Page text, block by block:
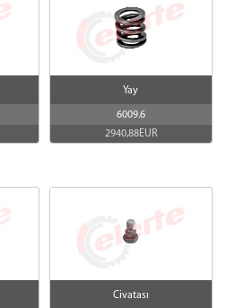
Yay
6009.6
2940,88EUR
Civatası